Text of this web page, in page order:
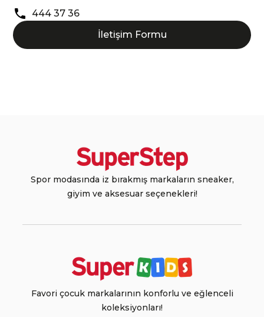
444 37 36
İletişim Formu
Spor modasında iz bırakmış markaların sneaker,
giyim ve aksesuar seçenekleri!
Favori çocuk markalarının konforlu ve eğlenceli
koleksiyonları!